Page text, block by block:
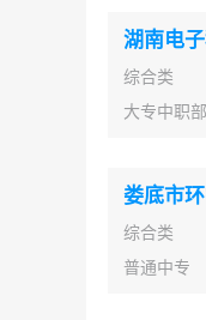
湖南电
综合类
大专中职部
娄底市
综合类
普通中专